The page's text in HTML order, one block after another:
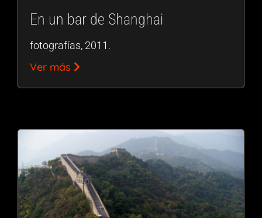
En un bar de Shanghai
fotografías, 2011.
Ver más